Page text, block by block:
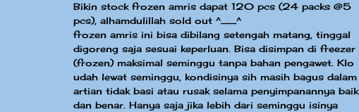
Bikin stock frozen amris dapat 120 pcs (24 packs @5
pcs), alhamdulillah sold out ^__^
frozen amris ini bisa dibilang setengah matang, tinggal
digoreng saja sesuai keperluan. Bisa disimpan di freezer
(frozen) maksimal seminggu tanpa bahan pengawet. Klo
udah lewat seminggu, kondisinya sih masih bagus dalam
artian tidak basi atau rusak selama penyimpanannya baik
dan benar. Hanya saja jika lebih dari seminggu isinya